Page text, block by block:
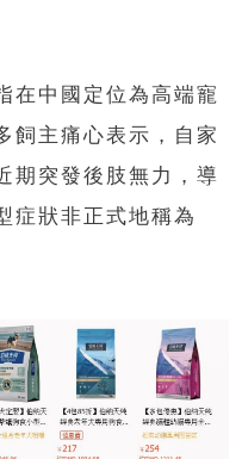
在中國定位為高端寵
飼主痛心表示，自家
期突發後肢無力，導
症狀非正式地稱為